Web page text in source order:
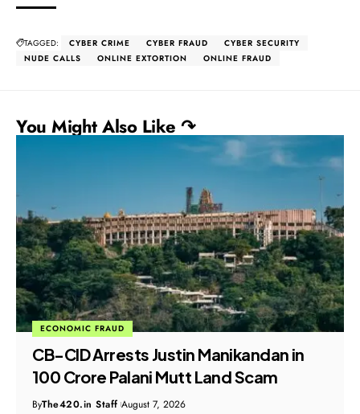
TAGGED: CYBER CRIME CYBER FRAUD
CYBER SECURITY
NUDE CALLS
ONLINE EXTORTION ONLINE FRAUD
You Might Also Like ↷
ECONOMIC FRAUD
ED Seizes ₹51.28 Crore Properties in
Major Bank Loan Fraud Probe
ByThe420.in Staff August 7, 2026